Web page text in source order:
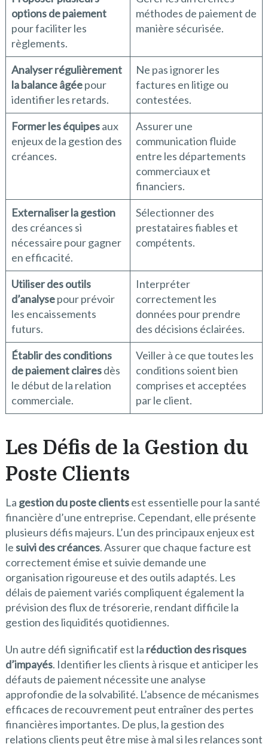
options de paiement
pour faciliter les
règlements.
méthodes de paiement de
manière sécurisée.
Analyser régulièrement
la balance âgéepour
identifier les retards.
Ne pas ignorer les
factures en litige ou
contestées.
Former les équipesaux
enjeux de la gestion des
créances.
Assurer une
communication fluide
entre les départements
commerciaux et
financiers.
Externaliser la gestion
des créances si
nécessaire pour gagner
en efficacité.
Sélectionner des
prestataires fiables et
compétents.
Utiliser des outils
d’analysepour prévoir
les encaissements
futurs.
Interpréter
correctement les
données pour prendre
des décisions éclairées.
Établir des conditions
de paiement clairesdès
le début de la relation
commerciale.
Veiller à ce que toutes les
conditions soient bien
comprises et acceptées
par le client.
Les Défis de la Gestion du
Poste Clients
La gestion du poste clientsest essentielle pour la santé
financière d’une entreprise. Cependant, elle présente
plusieurs défis majeurs. L’un des principaux enjeux est
lesuivi des créances. Assurer que chaque facture est
correctement émise et suivie demande une
organisation rigoureuse et des outils adaptés. Les
délais de paiement variés compliquent également la
prévision des flux de trésorerie, rendant difficile la
gestion des liquidités quotidiennes.
Un autre défi significatif est la réduction des risques
d’impayés. Identifier les clients à risque et anticiper les
défauts de paiement nécessite une analyse
approfondie de la solvabilité. L’absence de mécanismes
efficaces de recouvrement peut entraîner des pertes
financières importantes. De plus, la gestion des
relations clients peut être mise à mal si les relances sont